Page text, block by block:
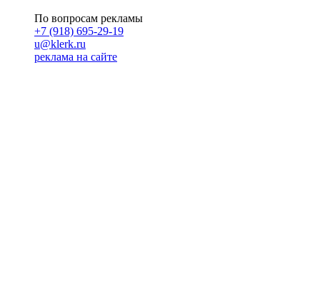
По вопросам рекламы
+7 (918) 695-29-19
u@klerk.ru
реклама на сайте